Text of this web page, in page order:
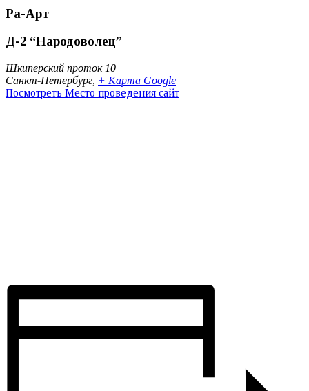
Ра-Арт
Д-2 “Народоволец”
Шкиперский проток 10
Санкт-Петербург, + Карта Google
Посмотреть Место проведения сайт